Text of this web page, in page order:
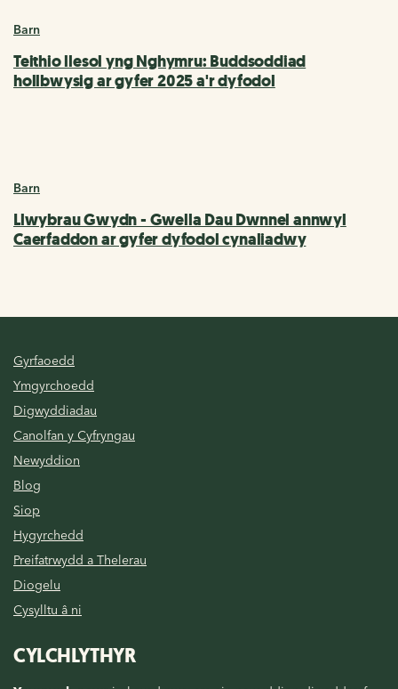
Barn
Teithio llesol yng Nghymru: Buddsoddiad
hollbwysig ar gyfer 2025 a'r dyfodol
Barn
Llwybrau Gwydn - Gwella Dau Dwnnel annwyl
Caerfaddon ar gyfer dyfodol cynaliadwy
Gyrfaoedd
Ymgyrchoedd
Digwyddiadau
Canolfan y Cyfryngau
Newyddion
Blog
Siop
Hygyrchedd
Preifatrwydd a Thelerau
Diogelu
Cysylltu â ni
CYLCHLYTHYR